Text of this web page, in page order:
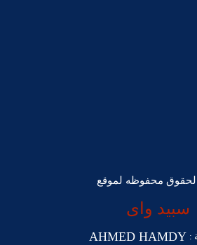
محفوظه لموقع
سبيد واى
:
AHMED HAMDY